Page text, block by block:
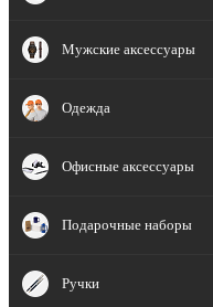
Мужские аксессуары
Одежда
Офисные аксессуары
Подарочные наборы
Ручки